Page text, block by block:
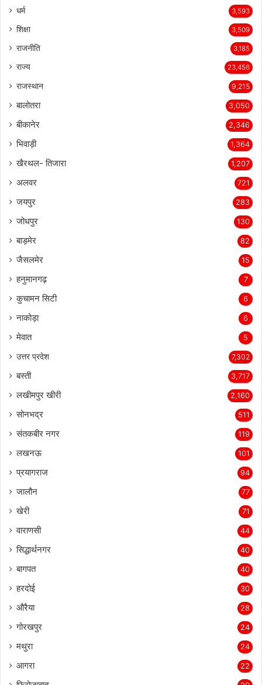
धर्म 3,593
शिक्षा 3,509
राजनीति 3,185
राज्य 23,456
राजस्थान 9,215
बालोतरा 3,050
बीकानेर 2,346
भिवाड़ी 1,364
खैरथल- तिजारा 1,207
अलवर 721
जयपुर 283
जोधपुर 130
बाड़मेर 82
जैसलमेर 15
हनुमानगढ़ 7
कुचामन सिटी 6
नाकोड़ा 6
मेवात 5
उत्तर प्रदेश 7,302
बस्ती 3,717
लखीमपुर खीरी 2,160
सोनभद्र 511
संतकबीर नगर 119
लखनऊ 101
प्रयागराज 94
जालौन 77
खेरी 71
वाराणसी 44
सिद्धार्थनगर 40
बागपत 40
हरदोई 30
औरैया 28
गोरखपुर 24
मथुरा 24
आगरा 22